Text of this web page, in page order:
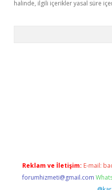
halinde, ilgili içerikler yasal süre
Reklam ve İletişim: E-mail:
forumhizmeti@gmail.com